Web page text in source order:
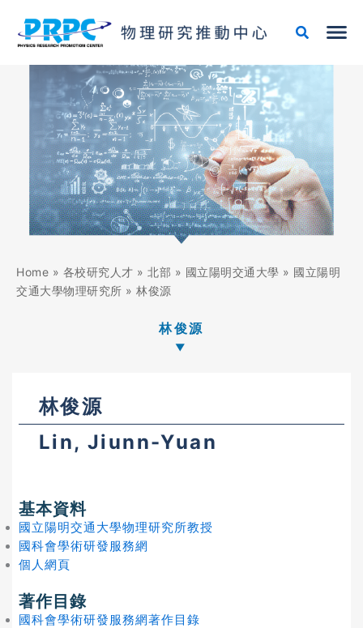
Home » 各校研究人才 » 北部 » 國立陽明交通大學 » 國立陽明
交通大學物理研究所 » 林俊源
林俊源
林俊源
Lin, Jiunn-Yuan
基本資料
國立陽明交通大學物理研究所教授
國科會學術研發服務網
個人網頁
著作目錄
國科會學術研發服務網著作目錄